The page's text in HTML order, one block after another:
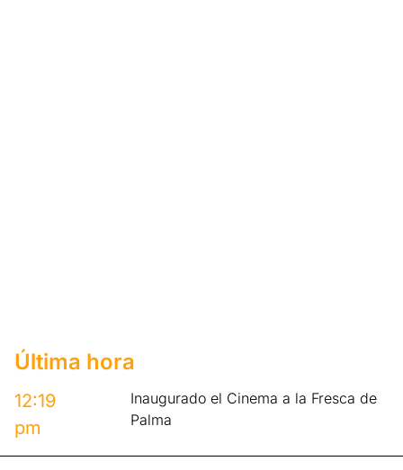
Última hora
12:19
pm
Inaugurado el Cinema a la Fresca de
Palma